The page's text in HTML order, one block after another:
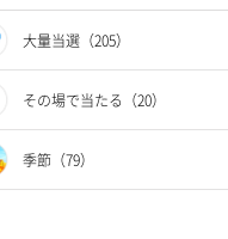
大量当選（205）
その場で当たる（20）
季節（79）